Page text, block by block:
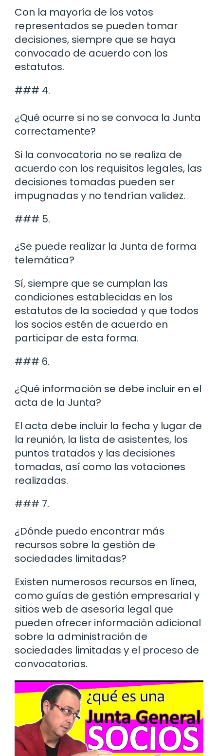
Con la mayoría de los votos
representados se pueden tomar
decisiones, siempre que se haya
convocado de acuerdo con los
estatutos.
### 4.
¿Qué ocurre si no se convoca la Junta
correctamente?
Si la convocatoria no se realiza de
acuerdo con los requisitos legales, las
decisiones tomadas pueden ser
impugnadas y no tendrían validez.
### 5.
¿Se puede realizar la Junta de forma
telemática?
Sí, siempre que se cumplan las
condiciones establecidas en los
estatutos de la sociedad y que todos
los socios estén de acuerdo en
participar de esta forma.
### 6.
¿Qué información se debe incluir en el
acta de la Junta?
El acta debe incluir la fecha y lugar de
la reunión, la lista de asistentes, los
puntos tratados y las decisiones
tomadas, así como las votaciones
realizadas.
### 7.
¿Dónde puedo encontrar más
recursos sobre la gestión de
sociedades limitadas?
Existen numerosos recursos en línea,
como guías de gestión empresarial y
sitios web de asesoría legal que
pueden ofrecer información adicional
sobre la administración de
sociedades limitadas y el proceso de
convocatorias.